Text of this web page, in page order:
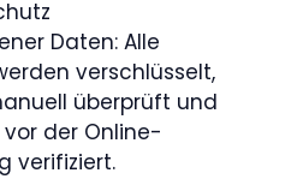
Daten: Alle
verschlüsselt,
überprüft und
der Online-
verifiziert.